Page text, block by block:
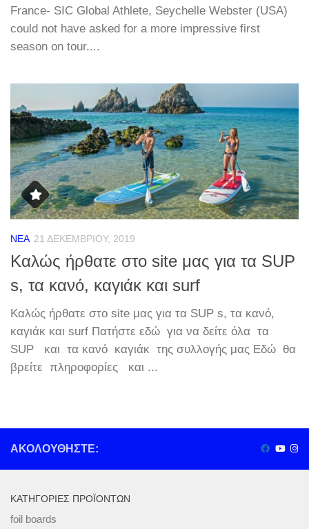
France- SIC Global Athlete, Seychelle Webster (USA)
could not have asked for a more impressive first
season on tour....
ΝΈΑ 21 ΔΕΚΕΜΒΡΊΟΥ, 2019
Καλώς ήρθατε στο site μας για τα SUP
s, τα κανό, καγιάκ και surf
Καλώς ήρθατε στο site μας για τα SUP s, τα κανό,
καγιάκ και surf Πατήστε εδώ για να δείτε όλα τα
SUP και τα κανό καγιάκ της συλλογής μας Εδώ θα
βρείτε πληροφορίες και ...
ΑΚΟΛΟΥΘΉΣΤΕ:
ΚΑΤΗΓΟΡΊΕΣ ΠΡΟΪΌΝΤΩΝ
foil boards